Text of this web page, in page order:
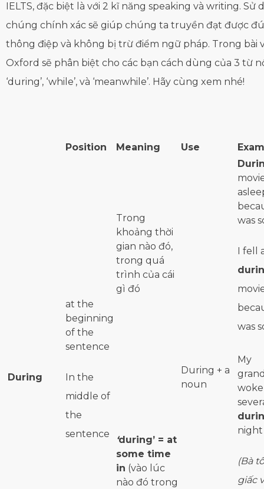
IELTS, đặc biệt là với 2 kĩ năng speaking và writing. Sử
chúng chính xác sẽ giúp chúng ta truyền đạt được
thông điệp và không bị trừ điểm ngữ pháp. Trong bài
Oxford sẽ phân biệt cho các bạn cách dùng của 3 từ
‘during’, ‘while’, và ‘meanwhile’. Hãy cùng xem nhé!
Position Meaning Use
During
at the
beginning
of the
sentence
In the
middle of
the
sentence
Trong
khoảng thời
gian nào đó,
trong quá
trình của cái
gì đó
During + a
noun
was
I fell
was
‘during’ = at
some time
in (vào lúc
nào đó trong
My
night
(Bà
giấc